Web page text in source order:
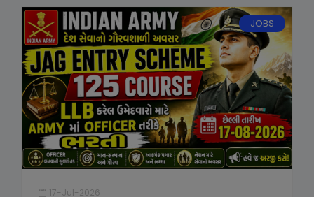
JOBS
17-Jul-2026